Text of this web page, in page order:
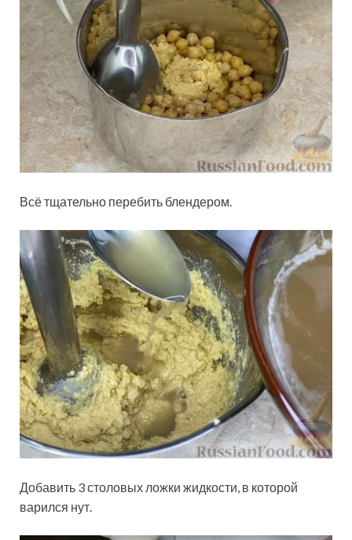
Всё тщательно перебить блендером.
Добавить 3 столовых ложки жидкости, в которой
варился нут.